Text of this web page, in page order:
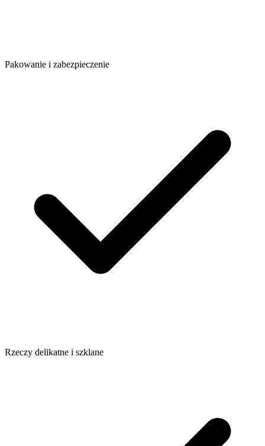
Pakowanie i zabezpieczenie
Rzeczy delikatne i szklane